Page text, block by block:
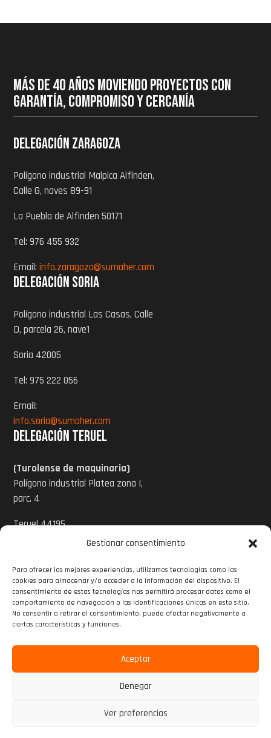
Gestionar consentimiento
Para ofrecer las mejores experiencias, utilizamos tecnologías como las
cookies para almacenar y/o acceder a la información del dispositivo. El
consentimiento de estas tecnologías nos permitirá procesar datos como el
comportamiento de navegación o las identificaciones únicas en este sitio.
No consentir o retirar el consentimiento, puede afectar negativamente a
ciertas características y funciones.
Aceptar
Denegar
Ver preferencias
MÁS DE 40 AÑOS MOVIENDO PROYECTOS CON
GARANTÍA, COMPROMISO Y CERCANÍA
Delegación zaragoza
Polígono industrial Malpica Alfinden,
Calle G, naves 89-91
La Puebla de Alfinden 50171
Tel: 976 455 932
Email:info.zaragoza@sumaher.com
Delegación Soria
Polígono industrial Las Casas, Calle
D, parcela 26, nave1
Soria 42005
Tel: 975 222 056
Email:
info.soria@sumaher.com
Delegación Teruel
(Turolense de maquinaria)
Polígono industrial Platea zona I,
parc. 4
Teruel 44195
Email:
info@turolensedemaquinaria.com
www.turolensedemaquinaria.com


2025 Sumaher | Desarrollado por Marketing o10media